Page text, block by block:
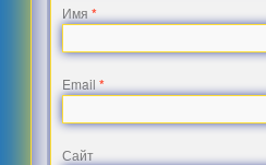
Имя*
Email*
Сайт